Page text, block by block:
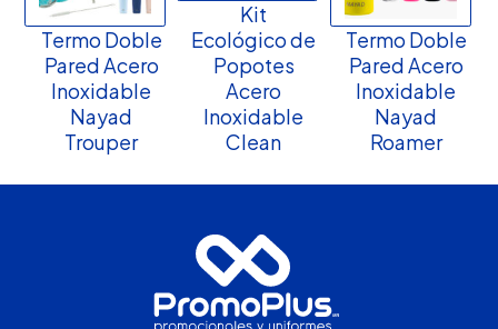
Termo Doble
Pared Acero
Inoxidable
Nayad
Trouper
Kit
Ecológico de
Popotes
Acero
Inoxidable
Clean
Termo Doble
Pared Acero
Inoxidable
Nayad
Roamer